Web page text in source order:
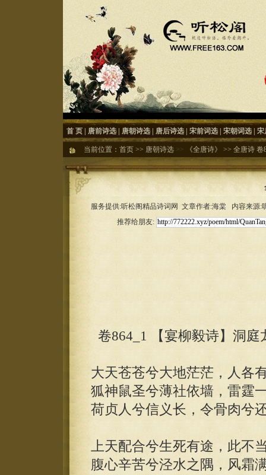
首 页 唐前诗选 唐朝诗选 唐后诗选 宋前词选 宋朝词选 宋
当前位置： 首页 >> 唐朝诗选 >> 《全唐诗》 >> 全唐诗 卷
服务提供:听松阁精品诗词网 文章作者:海棠 内容来源
推荐给朋友:
卷864_1 【宴柳毅诗】洞庭
大天苍苍兮大地茫茫，人各
狐神鼠圣兮薄社依墙，雷霆
荷贞人兮信义长，令骨肉兮
上天配合兮生死有途，此不
腹心辛苦兮泾水之隅，风霜